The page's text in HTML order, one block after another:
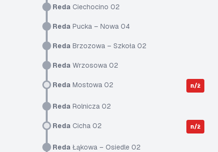
Reda Ciechocino 02
Reda Pucka – Nowa 04
Reda Brzozowa – Szkoła 02
Reda Wrzosowa 02
Reda Mostowa 02 n/ż
Reda Rolnicza 02
Reda Cicha 02 n/ż
Reda Łąkowa – Osiedle 02